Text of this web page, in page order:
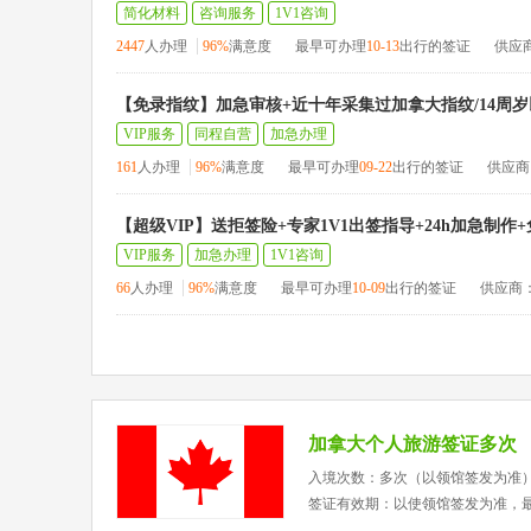
简化材料 咨询服务
1V1咨询
2447人办理 96%满意度 最早可办理10-13出行的签证 供应
【免录指纹】加急审核+近十年采集过加拿大指纹/14周
VIP服务 同程自营
加急办理
161人办理 96%满意度 最早可办理09-22出行的签证 供应
【超级VIP】送拒签险+专家1V1出签指导+24h加急制作
VIP服务 加急办理
1V1咨询
66人办理 96%满意度 最早可办理10-09出行的签证 供应商
加拿大个人旅游签证多次
入境次数：多次（以领馆签发为准
签证有效期：以使领馆签发为准，